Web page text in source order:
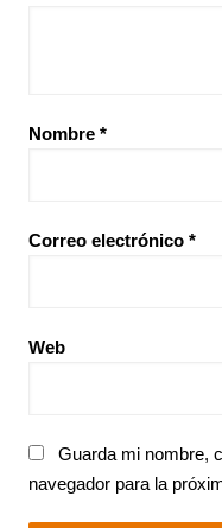
Nombre *
Correo electrónico *
Web
Guarda mi nombre,
navegador para la